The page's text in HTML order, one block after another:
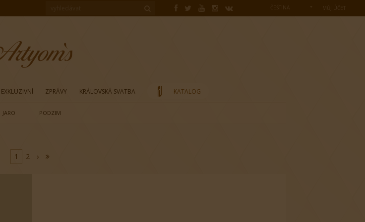
MŮJ ÚČET
ČEŠTINA
JARO PODZIM
EXKLUZIVNÍ ZPRÁVY KRÁLOVSKÁ SVATBA KATALOG
1 2 ›